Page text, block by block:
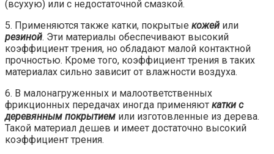
(всухую) или с недостаточной смазкой.
5. Применяются также катки, покрытые кожей или
резиной. Эти материалы обеспечивают высокий
коэффициент трения, но обладают малой контактной
прочностью. Кроме того, коэффициент трения в таких
материалах сильно зависит от влажности воздуха.
6. В малонагруженных и малоответственных
фрикционных передачах иногда применяют катки с
деревянным покрытием или изготовленные из дерева.
Такой материал дешев и имеет достаточно высокий
коэффициент трения.